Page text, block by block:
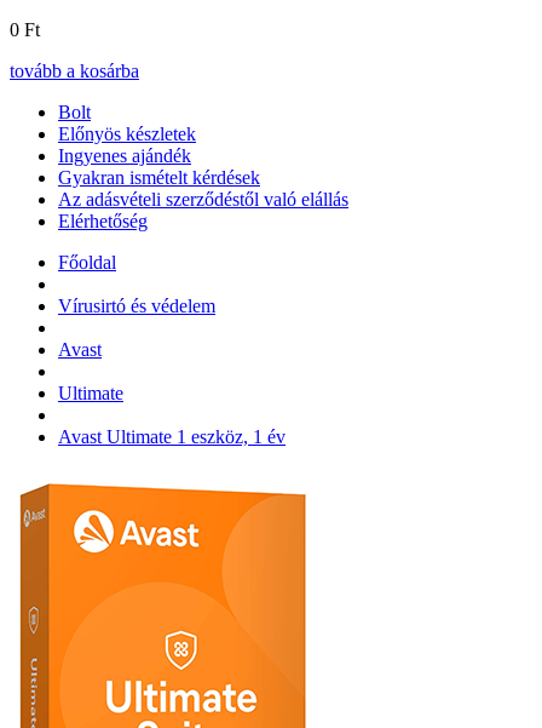
0 Ft
tovább a kosárba
Bolt
Előnyös készletek
Ingyenes ajándék
Gyakran ismételt kérdések
Az adásvételi szerződéstől való elállás
Elérhetőség
Főoldal
Vírusirtó és védelem
Avast
Ultimate
Avast Ultimate 1 eszköz, 1 év